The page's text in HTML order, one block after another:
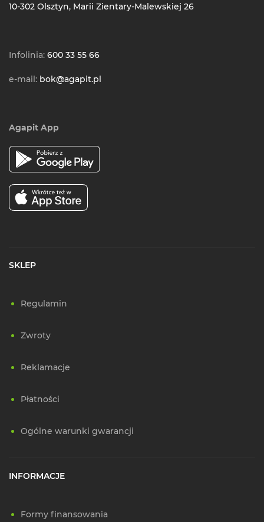
10-302 Olsztyn, Marii Zientary-Malewskiej 26
Infolinia: 600 33 55 66
e-mail: bok@agapit.pl
Agapit App
SKLEP
Regulamin
Zwroty
Reklamacje
Płatności
Ogólne warunki gwarancji
INFORMACJE
Formy finansowania